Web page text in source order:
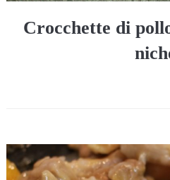
Crocchette di